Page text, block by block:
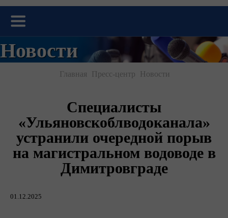
Новости
Главная Пресс-центр Новости
Специалисты
«Ульяновскоблводоканала»
устранили очередной порыв
на магистральном водоводе в
Димитровграде
01.12.2025